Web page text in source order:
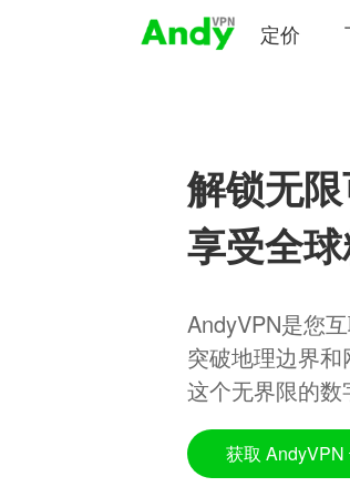
定价
解锁无限
享受全球
AndyVPN是您
突破地理边界
这个无界限的数
获取 AndyVPN